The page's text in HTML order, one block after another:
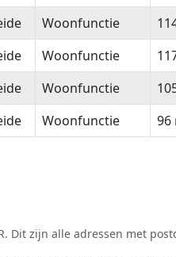
Woonfunctie
Woonfunctie
Woonfunctie
Woonfunctie 96
Dit zijn alle adressen met